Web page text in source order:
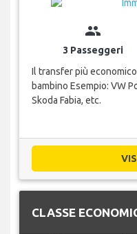
group
3 Passeggeri
Il transfer più
bambino Esempio: VW
Skoda Fabia, etc.
CLASSE